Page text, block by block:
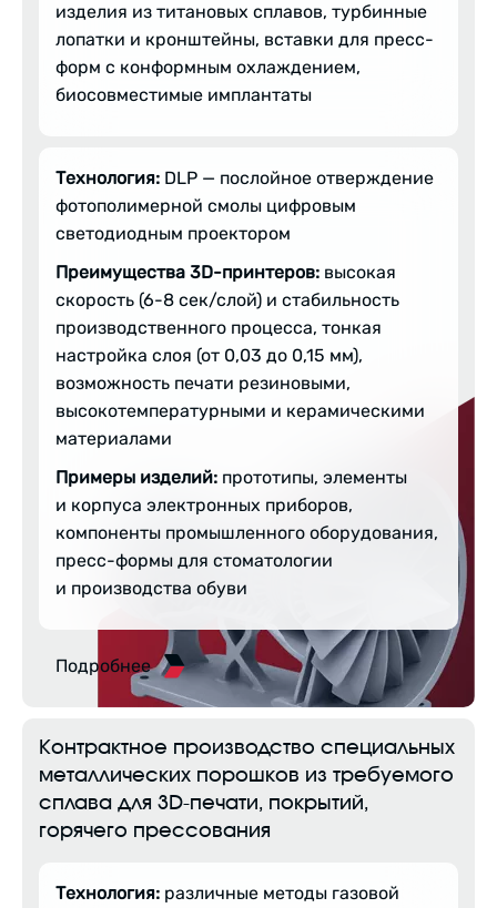
изделия из титановых сплавов, турбинные
лопатки и кронштейны, вставки для пресс-
форм с конформным охлаждением,
биосовместимые имплантаты
Технология: DLP — послойное отверждение
фотополимерной смолы цифровым
светодиодным проектором
Преимущества 3D-принтеров: высокая
скорость (6-8 сек/слой) и стабильность
производственного процесса, тонкая
настройка слоя (от 0,03 до 0,15 мм),
возможность печати резиновыми,
высокотемпературными и керамическими
материалами
Примеры изделий: прототипы, элементы
и корпуса электронных приборов,
компоненты промышленного оборудования,
пресс-формы для стоматологии
и производства обуви
Подробнее
Контрактное производство специальных
металлических порошков из требуемого
сплава для 3D-печати, покрытий,
горячего прессования
Технология: различные методы газовой